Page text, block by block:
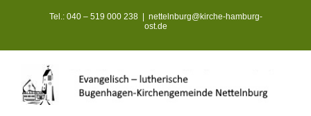
Tel.: 040 – 519 000 238
nettelnburg@kirche-hamburg-
ost.de